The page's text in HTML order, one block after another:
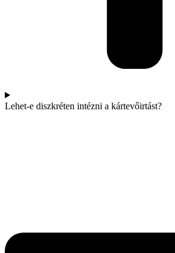
Lehet-e diszkréten intézni a kártevőirtást?